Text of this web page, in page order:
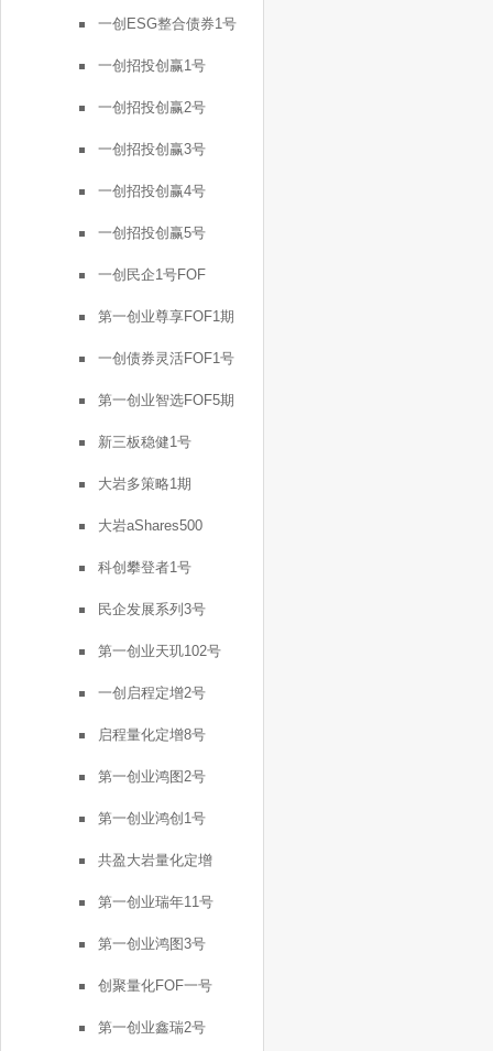
一创ESG整合债券1号
一创招投创赢1号
一创招投创赢2号
一创招投创赢3号
一创招投创赢4号
一创招投创赢5号
一创民企1号FOF
第一创业尊享FOF1期
一创债券灵活FOF1号
第一创业智选FOF5期
新三板稳健1号
大岩多策略1期
大岩aShares500
科创攀登者1号
民企发展系列3号
第一创业天玑102号
一创启程定增2号
启程量化定增8号
第一创业鸿图2号
第一创业鸿创1号
共盈大岩量化定增
第一创业瑞年11号
第一创业鸿图3号
创聚量化FOF一号
第一创业鑫瑞2号